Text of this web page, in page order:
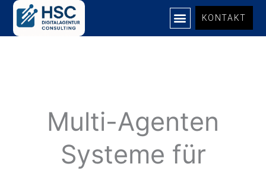
Zum
springen
KONTAKT
Multi-Agenten
Systeme für